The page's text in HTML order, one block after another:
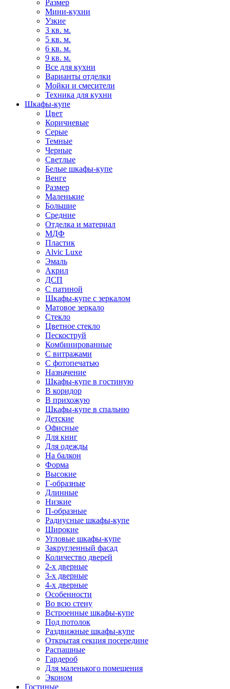
Размер
Мини-кухни
Узкие
3 кв. м.
5 кв. м.
6 кв. м.
9 кв. м.
Все для кухни
Варианты отделки
Мойки и смесители
Техника для кухни
Шкафы-купе
Цвет
Коричневые
Серые
Темные
Черные
Светлые
Белые шкафы-купе
Венге
Размер
Маленькие
Большие
Средние
Отделка и материал
МДФ
Пластик
Alvic Luxe
Эмаль
Акрил
ДСП
С патиной
Шкафы-купе с зеркалом
Матовое зеркало
Стекло
Цветное стекло
Пескоструй
Комбинированные
С витражами
С фотопечатью
Назначение
Шкафы-купе в гостиную
В коридор
В прихожую
Шкафы-купе в спальню
Детские
Офисные
Для книг
Для одежды
На балкон
Форма
Высокие
Г-образные
Длинные
Низкие
П-образные
Радиусные шкафы-купе
Широкие
Угловые шкафы-купе
Закругленный фасад
Количество дверей
2-х дверные
3-х дверные
4-х дверные
Особенности
Во всю стену
Встроенные шкафы-купе
Под потолок
Раздвижные шкафы-купе
Открытая секция посередине
Распашные
Гардероб
Для маленького помещения
Эконом
Гостиные